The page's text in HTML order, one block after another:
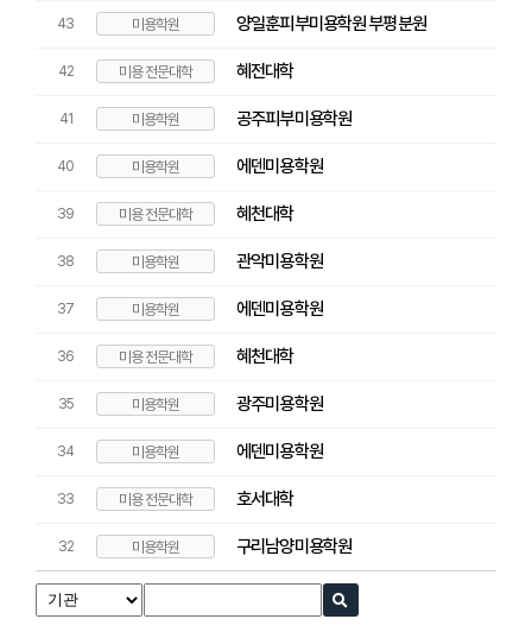
43 미용학원 양일훈피부미용학원 부평분원
42 미용 전문대학 혜전대학
41 미용학원 공주피부미용학원
40 미용학원 에덴미용학원
39 미용 전문대학 혜천대학
38 미용학원 관악미용학원
37 미용학원 에덴미용학원
36 미용 전문대학 혜천대학
35 미용학원 광주미용학원
34 미용학원 에덴미용학원
33 미용 전문대학 호서대학
32 미용학원 구리남양미용학원